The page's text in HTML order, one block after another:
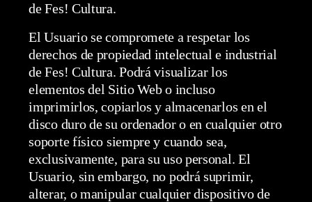
de Fes! Cultura.
El Usuario se compromete a respetar los
derechos de propiedad intelectual e industrial
de Fes! Cultura. Podrá visualizar los
elementos del Sitio Web o incluso
imprimirlos, copiarlos y almacenarlos en el
disco duro de su ordenador o en cualquier otro
soporte físico siempre y cuando sea,
exclusivamente, para su uso personal. El
Usuario, sin embargo, no podrá suprimir,
alterar, o manipular cualquier dispositivo de